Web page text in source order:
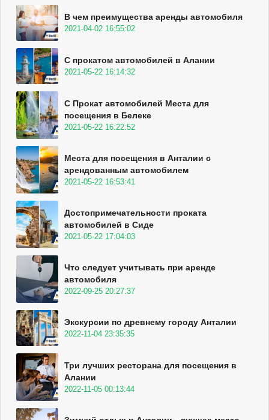
В чем преимущества аренды автомобиля
2021-04-02 16:55:02
С прокатом автомобилей в Алании
2021-05-22 16:14:32
С Прокат автомобилей Места для
посещения в Белеке
2021-05-22 16:22:52
Места для посещения в Анталии с
арендованным автомобилем
2021-05-22 16:53:41
Достопримечательности проката
автомобилей в Сиде
2021-05-22 17:04:03
Что следует учитывать при аренде
автомобиля
2022-09-25 20:27:37
Экскурсии по древнему городу Анталии
2022-11-04 23:35:35
Три лучших ресторана для посещения в
Алании
2022-11-05 00:13:44